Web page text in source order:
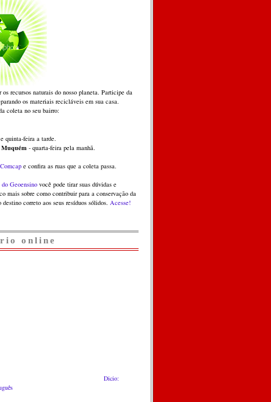
recursos naturais do nosso planeta. Participe da
os materiais recicláveis em sua casa.
coleta no seu bairro:
quinta-feira a tarde.
- quarta-feira pela manhã.
Comcap e confira as ruas que a coleta passa.
Geoensino você pode tirar suas dúvidas e
mais sobre como contribuir para a conservação da
destino correto aos seus resíduos sólidos. Acesse!
online
Dicio: